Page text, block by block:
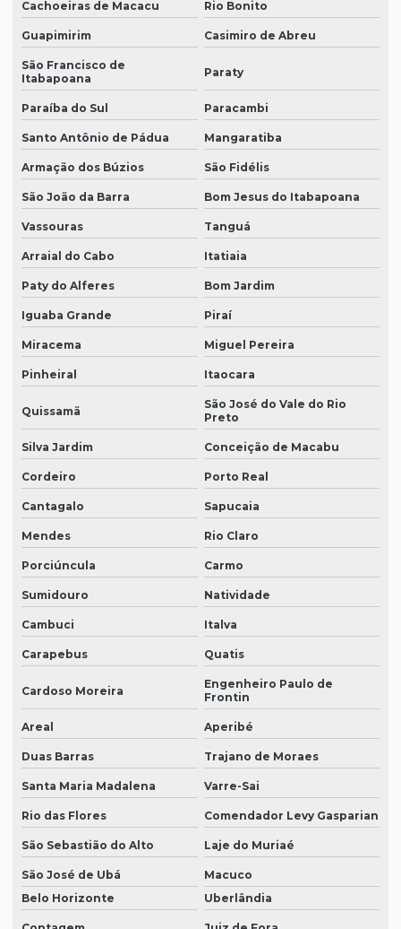
Cachoeiras de Macacu Rio Bonito
Guapimirim Casimiro de Abreu
São Francisco de
Itabapoana
Paraty
Paraíba do Sul Paracambi
Santo Antônio de Pádua Mangaratiba
Armação dos Búzios São Fidélis
São João da Barra Bom Jesus do Itabapoana
Vassouras Tanguá
Arraial do Cabo Itatiaia
Paty do Alferes Bom Jardim
Iguaba Grande Piraí
Miracema Miguel Pereira
Pinheiral Itaocara
Quissamã
São José do Vale do Rio
Preto
Silva Jardim Conceição de Macabu
Cordeiro Porto Real
Cantagalo Sapucaia
Mendes Rio Claro
Porciúncula Carmo
Sumidouro Natividade
Cambuci Italva
Carapebus Quatis
Cardoso Moreira
Engenheiro Paulo de
Frontin
Areal Aperibé
Duas Barras Trajano de Moraes
Santa Maria Madalena Varre-Sai
Rio das Flores Comendador Levy Gasparian
São Sebastião do Alto Laje do Muriaé
São José de Ubá
Macuco
Belo Horizonte
Uberlândia